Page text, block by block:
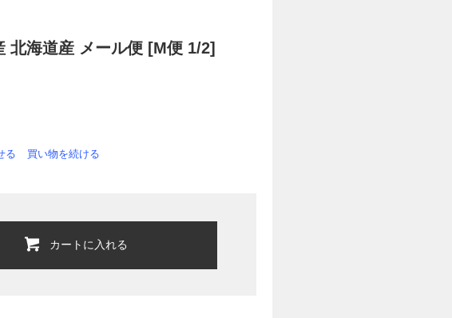
北海道産 メール便 [M便 1/2]
る 買い物を続ける
カートに入れる